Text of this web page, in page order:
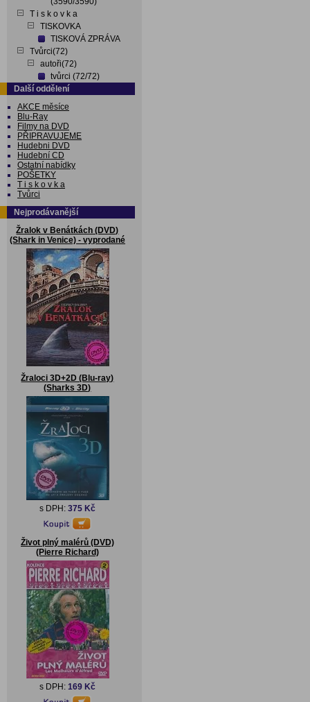
T i s k o v k a
TISKOVKA
TISKOVÁ ZPRÁVA
Tvůrci(72)
autoři(72)
tvůrci (72/72)
Další oddělení
AKCE měsíce
Blu-Ray
Filmy na DVD
PŘIPRAVUJEME
Hudebni DVD
Hudební CD
Ostatní nabídky
POŠETKY
T i s k o v k a
Tvůrci
Nejprodávanější
Žralok v Benátkách (DVD)
(Shark in Venice) - vyprodané
Žraloci 3D+2D (Blu-ray)
(Sharks 3D)
s DPH: 375 Kč
Život plný malérů (DVD)
(Pierre Richard)
s DPH: 169 Kč